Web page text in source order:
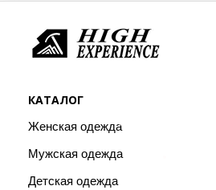
КАТАЛОГ
Женская одежда
Мужская одежда
Детская одежда